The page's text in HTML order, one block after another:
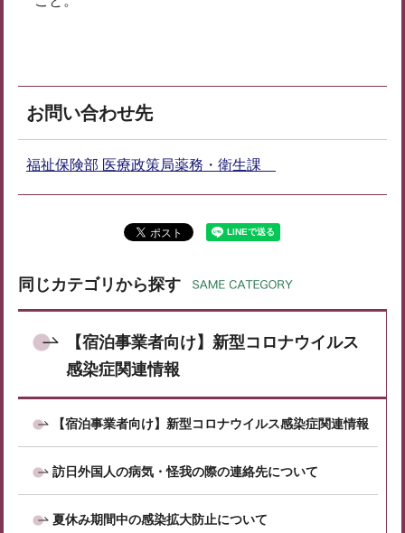
お問い合わせ先
福祉保険部 医療政策局薬務・衛生課
同じカテゴリから探す
【宿泊事業者向け】新型コロナウイルス
感染症関連情報
【宿泊事業者向け】新型コロナウイルス感染症関連情報
訪日外国人の病気・怪我の際の連絡先について
夏休み期間中の感染拡大防止について